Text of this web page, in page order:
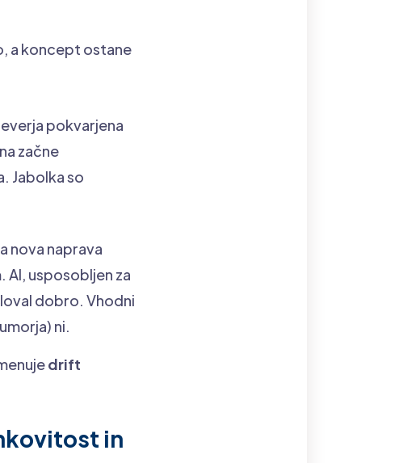
a koncept ostane
pokvarjena
začne
Jabolka so
nova naprava
usposobljen za
dobro. Vhodni
ni.
drift
in